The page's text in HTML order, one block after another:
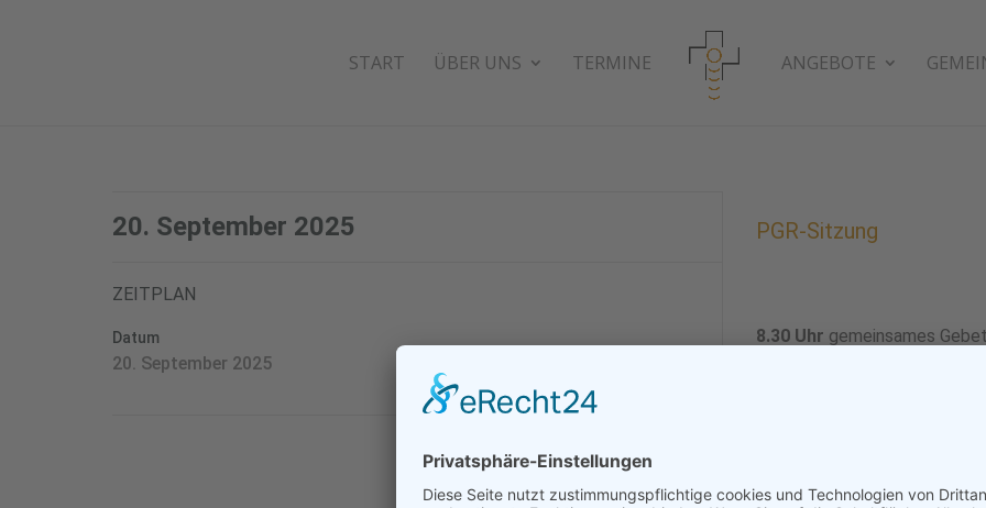
START ÜBER UNS TERMINE ANGEBOTE
20. September 2025
ZEITPLAN
Datum
20. September 2025
PGR-Sitzung
8.30 Uhr gemeinsames Gebet
Thema:noch offen